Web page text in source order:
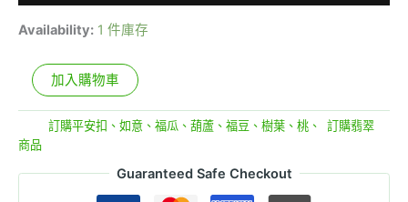
Availability: 1 件庫存
加入購物車
訂購平安扣、如意、福瓜、葫蘆、福豆、樹葉、桃、
訂購翡翠
商品
Guaranteed Safe Checkout